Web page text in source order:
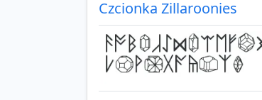
Czcionka Zillaroonies